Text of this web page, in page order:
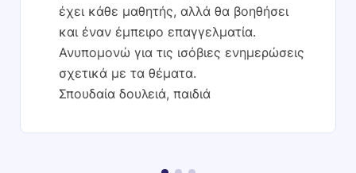
έχει κάθε μαθητής, αλλά θα βοηθήσει
και έναν έμπειρο επαγγελματία.
Ανυπομονώ για τις ισόβιες ενημερώσεις
σχετικά με τα θέματα.
Σπουδαία δουλειά, παιδιά